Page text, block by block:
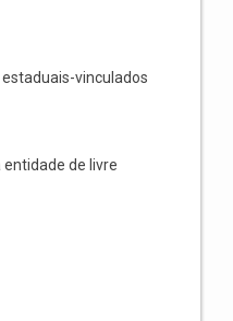
vinculados
entidade de livre